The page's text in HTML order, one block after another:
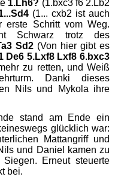
1.Lh6? (1.bxc3 f6 2.Lb2
(1... cxb2 ist auch
erste Schritt vom Weg.
Schwarz trotz des
Sd2 (Von hier gibt es
De6 5.Lxf8 Lxf8 6.bxc3
zu retten, und Weiß
Danki dieses
Nils und Mykola ihre
stand am Ende ein
glücklich war:
Mattangriff und
und Daniel kamen zu
Erneut steuerte
bei.